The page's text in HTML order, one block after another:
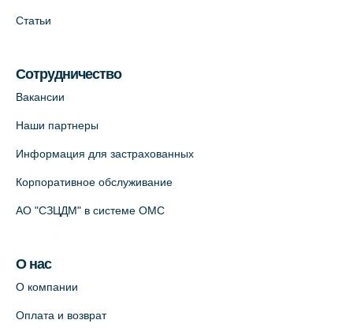
На карте
Лабораторный терминал на
партнёр)
+7 (812) 498-10-30
шоссе, д.26, к.6. (официальный партнёр)
+7 (981) 996-12-34
Статьи
Сотрудничество
Вакансии
Наши партнеры
Информация для застрахованных
Корпоративное обслуживание
АО "СЗЦДМ" в системе ОМС
О нас
О компании
Оплата и возврат